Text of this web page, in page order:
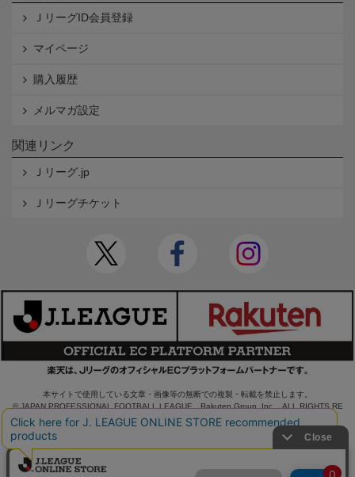
ＪリーグID会員登録
マイページ
購入履歴
メルマガ設定
関連リンク
Ｊリーグ.jp
Ｊリーグチケット
本サイトで使用している文章・画像等の無断での複製・転載を禁止します。
© JAPAN PROFESSIONAL FOOTBALL LEAGUE Rakuten Group, Inc. ALL RIGHTS RE
SERVED.